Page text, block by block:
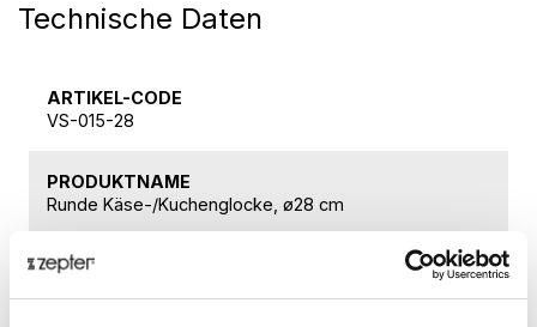
Technische Daten
ARTIKEL-CODE
VS-015-28
PRODUKTNAME
Runde Käse-/Kuchenglocke, ø28 cm
BRUTTOGEWICHT [KG]